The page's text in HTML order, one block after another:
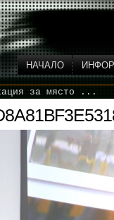
НАЧАЛО
за място ...